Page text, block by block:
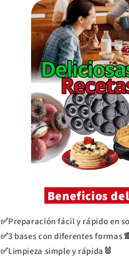
Beneficios
✅Preparación fácil y rápido en
✅3 bases con diferentes formas
✅Limpieza simple y rápida🐰⁣